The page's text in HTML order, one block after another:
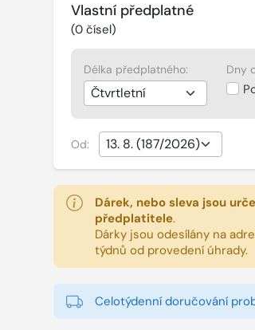
Vlastní předplatné
(0čísel)
Délka předplatného: Dny
Od:
Dárek, nebo sleva jsou
předplatitele.
Dárky jsou odesílány na
týdnů od provedení úhrady.
Celotýdenní doručování